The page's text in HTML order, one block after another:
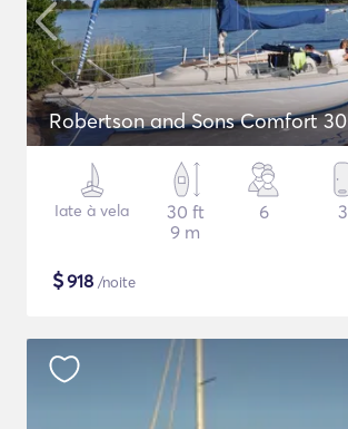
Robertson and Sons Comfort 30
Iate à vela
30 ft
9 m
6 3
$918 /noite